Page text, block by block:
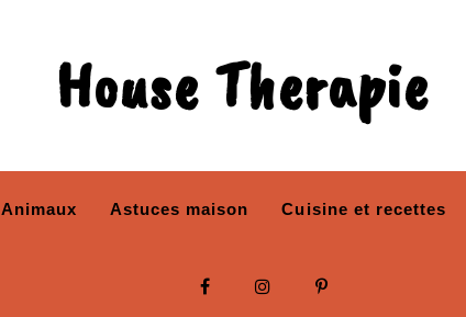
House Therapie
Animaux Astuces maison Cuisine et recettes